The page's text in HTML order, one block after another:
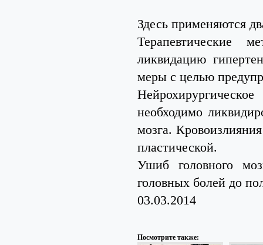
Здесь применяются
Терапевтические
ликвидацию
меры с целью
необходимо
мозга.
пластической.
Ушиб головного
головных болей до
03.03.2014
Посмотрите также: